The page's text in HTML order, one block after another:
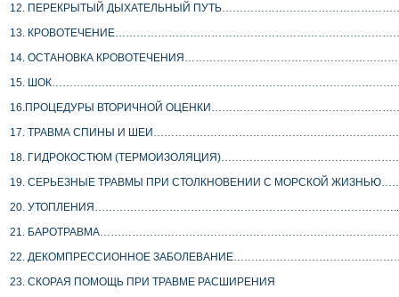
12. ПЕРЕКРЫТЫЙ ДЫХАТЕЛЬНЫЙ
13.
14. ОСТАНОВКА
15.
16.ПРОЦЕДУРЫ ВТОРИЧНОЙ
17. ТРАВМА СПИНЫ И
18. ГИДРОКОСТЮМ
19. СЕРЬЕЗНЫЕ ТРАВМЫ ПРИ СТОЛКНОВЕНИИ С МОРСКОЙ
20.
21.
22. ДЕКОМПРЕССИОННОЕ
23. СКОРАЯ ПОМОЩЬ ПРИ ТРАВМЕ РАСШИРЕНИЯ